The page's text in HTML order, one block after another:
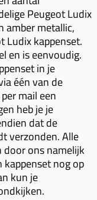
Peugeot Ludix
amber metallic,
Ludix kappenset.
en is eenvoudig.
in je
één van de
mail een
heb je je
dat de
verzonden. Alle
ons namelijk
nog op
kun je